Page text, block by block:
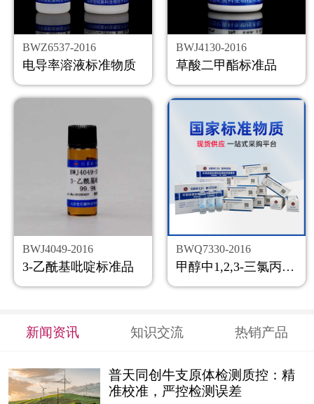
BWZ6537-2016
电导率溶液标准物质
BWJ4130-2016
草酸二甲酯标准品
BWJ4049-2016
3-乙酰基吡啶标准品
BWQ7330-2016
甲醇中1,2,3-三氯丙烷溶液标准物质
新闻资讯 知识交流 热销产品
普天同创牛支原体检测质控：精
准校准，严控检测误差
会员中心
联系我们
返回主页